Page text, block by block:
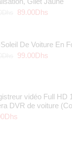
89.00Dhs
De Voiture En
99.00Dhs
vidéo Full HD
DVR de voiture
Dhs